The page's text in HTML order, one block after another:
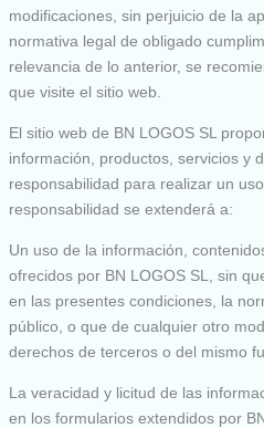
modificaciones, sin perjuicio de la
normativa legal de obligado
relevancia de lo anterior, se
que visite el sitio web.
El sitio web de BN LOGOS SL
información, productos, servicios y
responsabilidad para realizar un
responsabilidad se extenderá a:
Un uso de la información,
ofrecidos por BN LOGOS SL, sin
en las presentes condiciones, la
público, o que de cualquier otro
derechos de terceros o del mismo
La veracidad y licitud de las
en los formularios extendidos por